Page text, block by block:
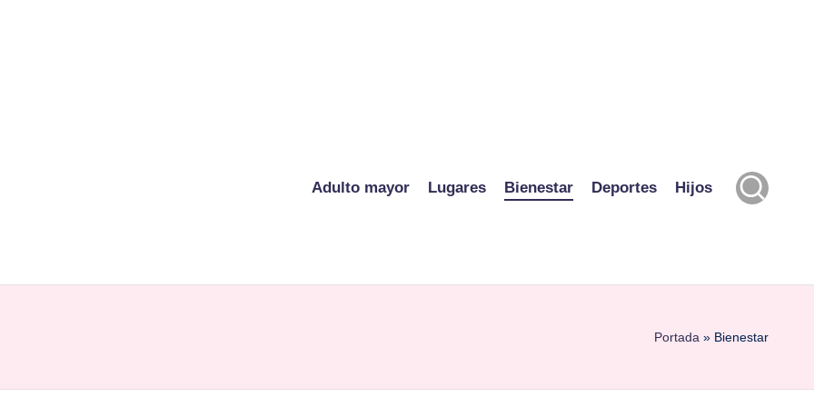
Adulto mayor Lugares Bienestar Deportes Hijos
Portada » Bienestar